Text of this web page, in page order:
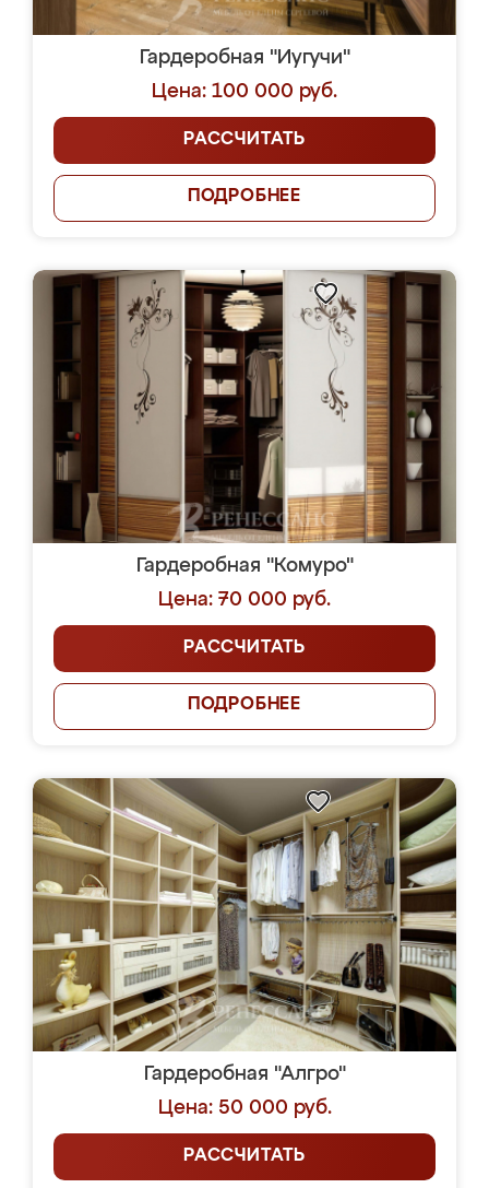
Гардеробная "Иугучи"
Цена: 100 000 руб.
РАССЧИТАТЬ
ПОДРОБНЕЕ
Гардеробная "Комуро"
Цена: 70 000 руб.
РАССЧИТАТЬ
ПОДРОБНЕЕ
Гардеробная "Алгро"
Цена: 50 000 руб.
РАССЧИТАТЬ